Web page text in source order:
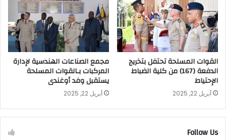
القوات المسلحة تحتفل بتخريج
الدفعة (167) من كلية الضباط
الإحتياط
أبريل 22, 2025
مجمع الصناعات الهندسية لإدارة
المركبات بـالقوات المسلحة
يستقبل وفد أوغندى
أبريل 22, 2025
Follow Us